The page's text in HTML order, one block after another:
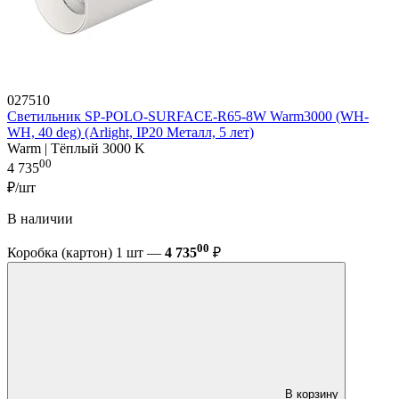
027510
Светильник SP-POLO-SURFACE-R65-8W Warm3000 (WH-
WH, 40 deg) (Arlight, IP20 Металл, 5 лет)
Warm | Тёплый 3000 K
4 73500
₽/шт
В наличии
Коробка (картон) 1 шт — 4 73500 ₽
В корзину